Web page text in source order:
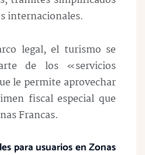
internacionales.
legal, el turismo se
de los «servicios
le permite aprovechar
fiscal especial que
Francas.
para usuarios en Zonas